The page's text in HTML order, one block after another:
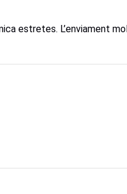
estretes. L’enviament